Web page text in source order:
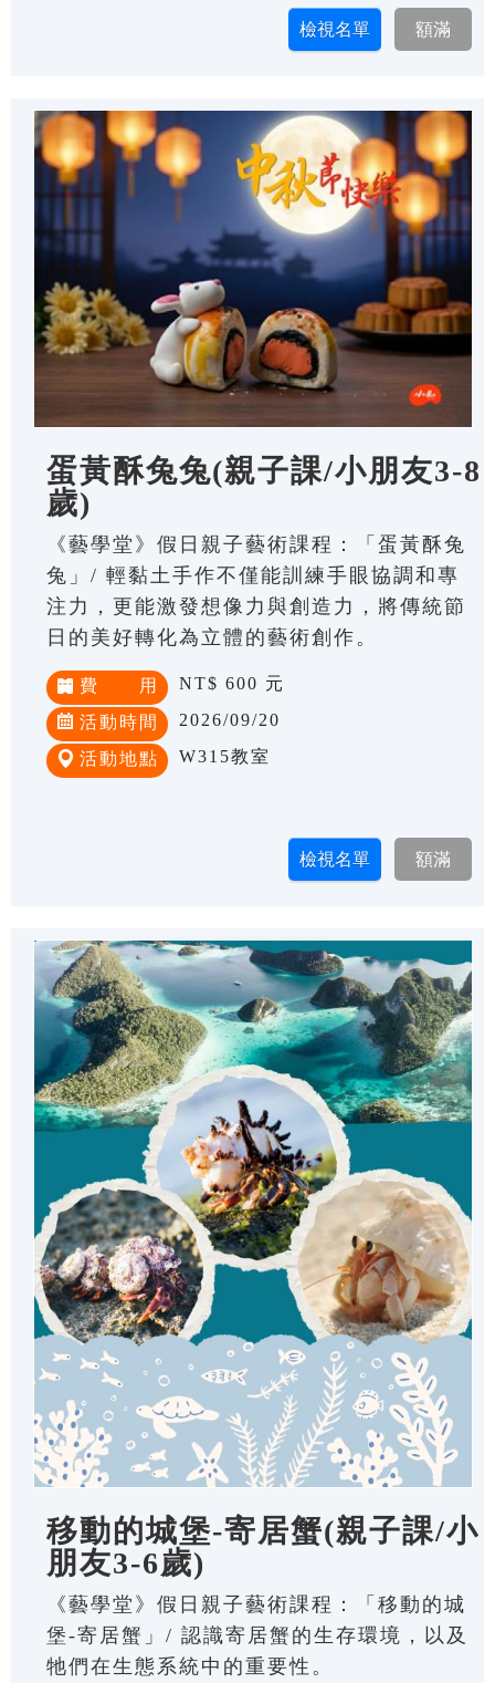
蛋黃酥兔兔(親子課/小朋友3-8
歲)
《藝學堂》假日親子藝術課程：「蛋黃酥兔
兔」/ 輕黏土手作不僅能訓練手眼協調和專
注力，更能激發想像力與創造力，將傳統節
日的美好轉化為立體的藝術創作。
費 用 NT$ 600 元
活動時間 2026/09/20
活動地點 W315教室
移動的城堡-寄居蟹(親子課/小
朋友3-6歲)
《藝學堂》假日親子藝術課程：「移動的城
堡-寄居蟹」/ 認識寄居蟹的生存環境，以及
牠們在生態系統中的重要性。